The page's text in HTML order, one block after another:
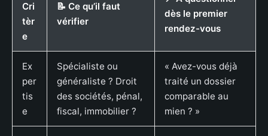
Cri
tèr
e
📝 Ce qu’il faut
vérifier
dès le premier
rendez-vous
Ex
per
tis
e
Spécialiste ou
généraliste ? Droit
des sociétés, pénal,
fiscal, immobilier ?
« Avez-vous déjà
traité un dossier
comparable au
mien ? »